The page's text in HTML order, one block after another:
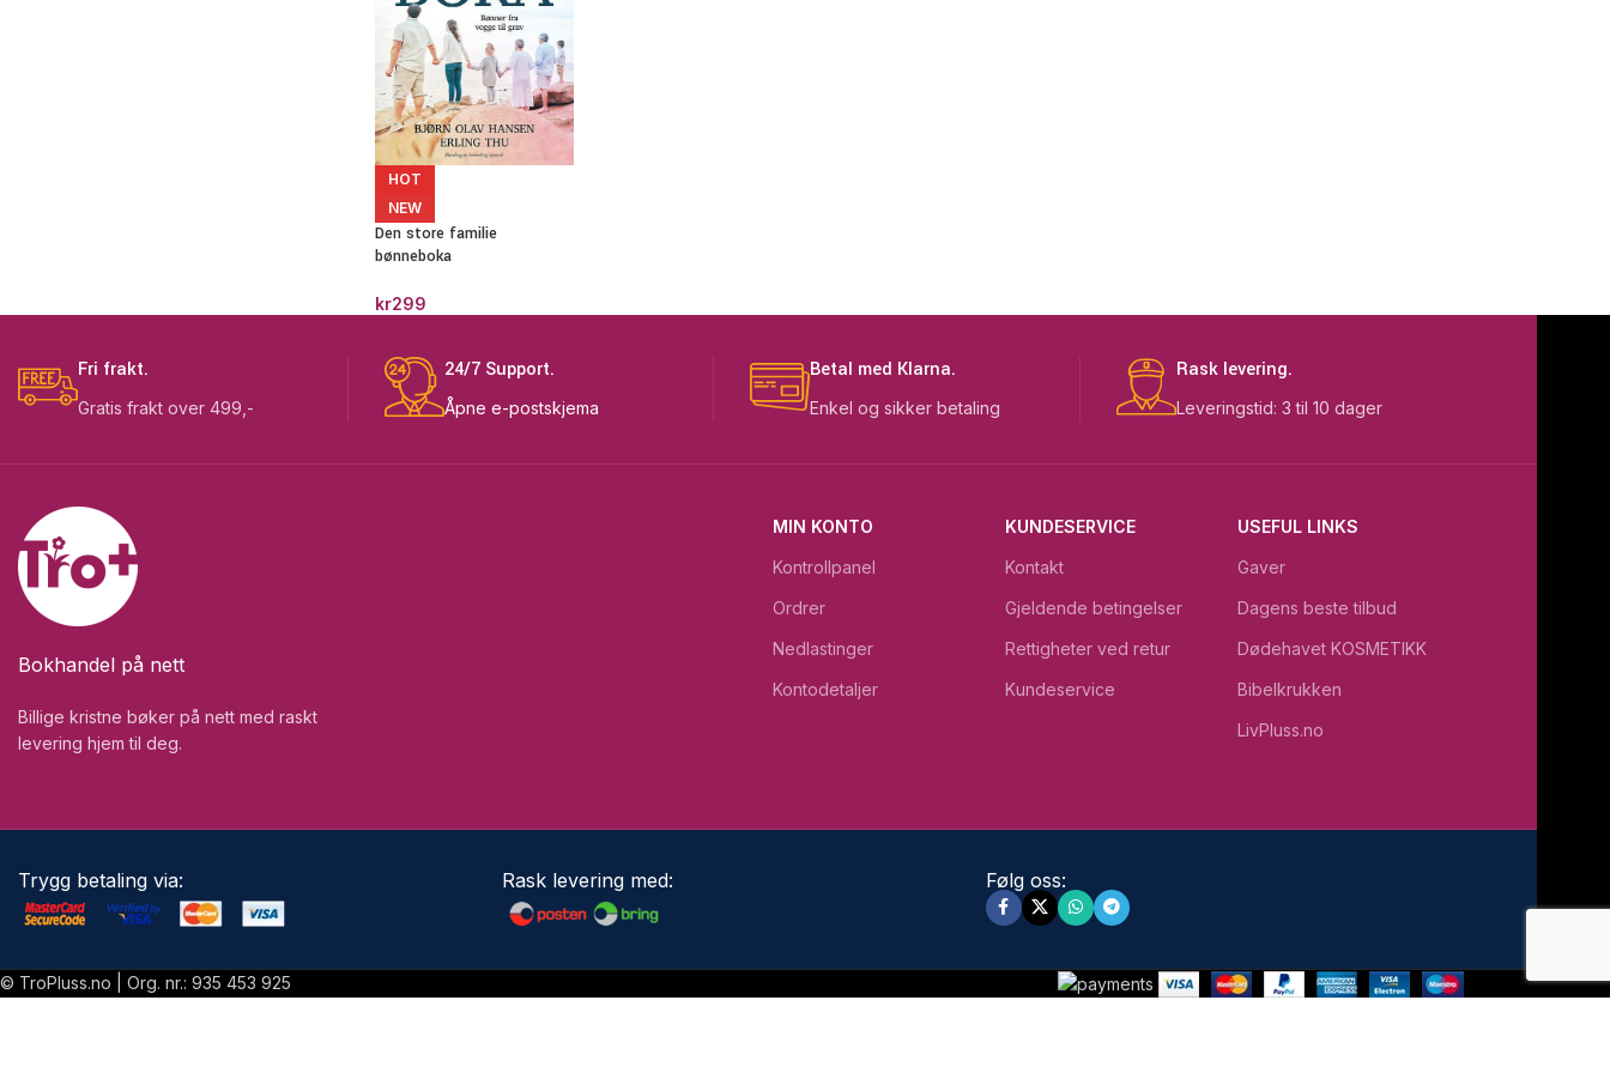
HOT
NEW
Den store familie
bønneboka
kr299
Fri frakt.
Gratis frakt over 499,-
24/7 Support.
Åpne e-postskjema
Betal med Klarna.
Enkel og sikker betaling
Rask levering.
Leveringstid: 3 til 10 dager
Bokhandel på nett
Billige kristne bøker på nett med raskt
levering hjem til deg.
MIN KONTO
Kontrollpanel
Ordrer
Nedlastinger
Kontodetaljer
KUNDESERVICE
Kontakt
Gjeldende betingelser
Rettigheter ved retur
Kundeservice
USEFUL LINKS
Gaver
Dagens beste tilbud
Dødehavet KOSMETIKK
Bibelkrukken
LivPluss.no
Trygg betaling via: Rask levering med: Følg oss:
© TroPluss.no | Org. nr.: 935 453 925